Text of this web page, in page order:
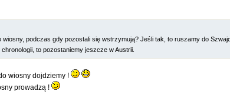
wiosny, podczas gdy pozostali się wstrzymują? Jeśli tak, to ruszamy do
to pozostaniemy jeszcze w Austrii.
wiosny dojdziemy !
prowadzą !